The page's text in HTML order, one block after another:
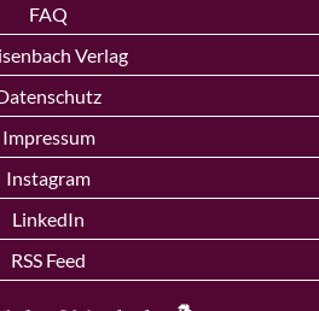
FAQ
Verlag
Impressum
Instagram
LinkedIn
RSS Feed